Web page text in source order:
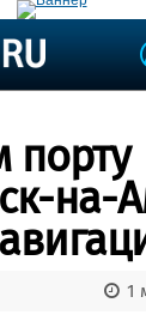
порту
на-
1